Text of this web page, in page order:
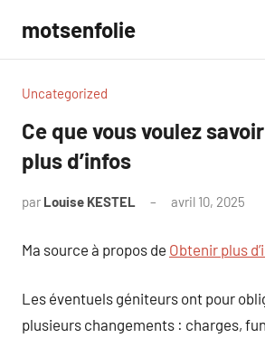
contenu
motsenfolie
Uncategorized
Ce que vous voulez
plus d’infos
par Louise KESTEL avril 10, 2025
Ma source à propos de Obtenir plus
Les éventuels géniteurs ont pour
plusieurs changements : charges,